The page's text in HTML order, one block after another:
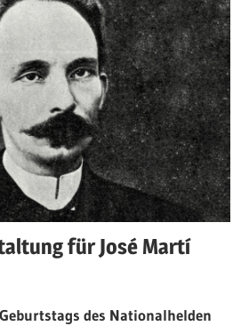
für José Martí
des Nationalhelden